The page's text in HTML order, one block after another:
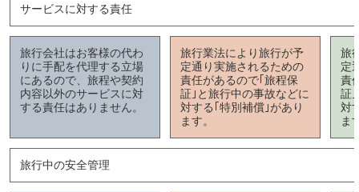
サービスに対する責任
旅行会社はお客様の代わ
りに手配を代理する立場
にあるので、旅程や契約
内容以外のサービスに対
する責任はありません。
旅行業法により旅行が予
定通り実施されるための
責任があるので｢旅程保
証｣と旅行中の事故などに
対する｢特別補償｣があり
ます。
旅
定
責
証
対
ま
旅行中の安全管理